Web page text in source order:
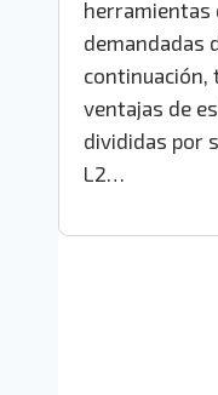
herramientas
demandadas
continuación,
ventajas de
divididas por
L2…